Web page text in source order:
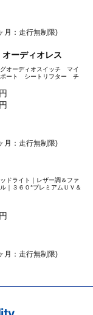
月：走行無制限)
ーディオレス
オーディオスイッチ マイ
ポート シートリフター チ
月：走行無制限)
ドライト｜レザー調＆ファ
｜３６０°プレミアムＵＶ＆
月：走行無制限)